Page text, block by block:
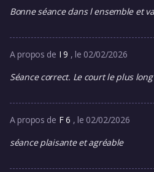
Bonne séance dans l ensemble et
A propos de I 9 , le 02/02/2026
Séance correct. Le court le plus
A propos de F 6 , le 02/02/2026
séance plaisante et agréable